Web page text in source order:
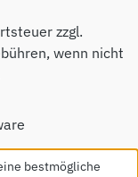
zzgl.
wenn nicht
bestmögliche